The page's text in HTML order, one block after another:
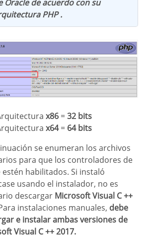
Oracle de acuerdo con su
PHP .
Arquitectura x86 =32 bits
Arquitectura x64= 64 bits
para que los controladores de
estén habilitados. Si instaló
usando el instalador, no es
descargar Microsoft Visual C ++
instalaciones manuales, debe
e instalar ambas versiones de
Visual C ++ 2017.